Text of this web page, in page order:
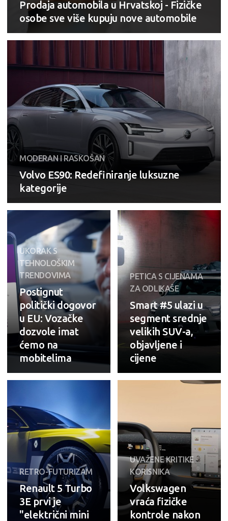
Prodaja automobila u Hrvatskoj - Fizičke
osobe sve više kupuju nove automobile
MODERAN I RASKOŠAN
Volvo ES90: Redefiniranje luksuzne
kategorije
UKORAK S
TEHNOLOŠKIM
TRENDOVIMA
Postignut
politički dogovor
u EU: Vozačke
dozvole imat
ćemo na
mobitelima
PETICA S CIJENAMA
ZA ODLIKAŠE
Smart #5 ulazi u
segment srednje
velikih SUV-a,
objavljene i
cijene
RETRO-FUTURIZAM
Renault 5 Turbo
3E prvi je
"električni mini
UVAŽENE KRITIKE
KORISNIKA
Volkswagen
vraća fizičke
kontrole nakon